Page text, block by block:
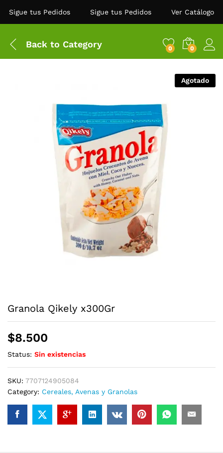
Sigue tus Pedidos Sigue tus Pedidos Ver Catálogo
Back to Category 0 0
Agotado
Granola Qikely x300Gr
$8.500
Status: Sin existencias
SKU: 7707124905084
Category: Cereales, Avenas y Granolas